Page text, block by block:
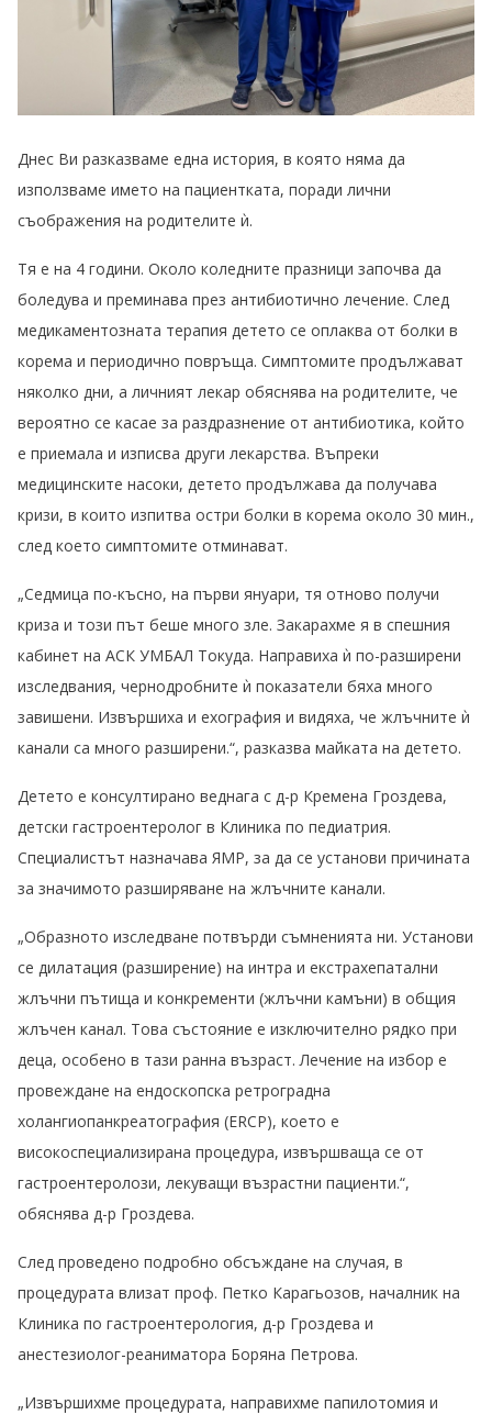
Днес Ви разказваме една история, в която няма да
използваме името на пациентката, поради лични
съображения на родителите ѝ.
Тя е на 4 години. Около коледните празници започва да
боледува и преминава през антибиотично лечение. След
медикаментознатa терапия детето се оплаква от болки в
корема и периодично повръща. Симптомите продължават
няколко дни, а личният лекар обяснява на родителите, че
вероятно се касае за раздразнение от антибиотика, който
е приемала и изписва други лекарства. Въпреки
медицинските насоки, детето продължава да получава
кризи, в които изпитва остри болки в корема около 30 мин.,
след което симптомите отминават.
„Седмица по-късно, на първи януари, тя отново получи
криза и този път беше много зле. Закарахме я в спешния
кабинет на АСК УМБАЛ Токуда. Направиха ѝ по-разширени
изследвания, чернодробните ѝ показатели бяха много
завишени. Извършиха и ехография и видяха, че жлъчните ѝ
канали са много разширени.“, разказва майката на детето.
Детето е консултирано веднага с д-р Кремена Гроздева,
детски гастроентеролог в Клиника по педиатрия.
Специалистът назначава ЯМР, за да се установи причината
за значимото разширяване на жлъчните канали.
„Образното изследване потвърди съмненията ни. Установи
се дилатация (разширение) на интра и екстрахепатални
жлъчни пътища и конкременти (жлъчни камъни) в общия
жлъчен канал. Това състояние е изключително рядко при
деца, особено в тази ранна възраст. Лечение на избор е
провеждане на ендоскопска ретроградна
холангиопанкреатография (ERCP), което е
високоспециализирана процедура, извършваща се от
гастроентеролози, лекуващи възрастни пациенти.“,
обяснява д-р Гроздева.
След проведено подробно обсъждане на случая, в
процедурата влизат проф. Петко Карагьозов, началник на
Клиника по гастроентерология, д-р Гроздева и
анестезиолог-реаниматора Боряна Петрова.
„Извършихме процедурата, направихме папилотомия и